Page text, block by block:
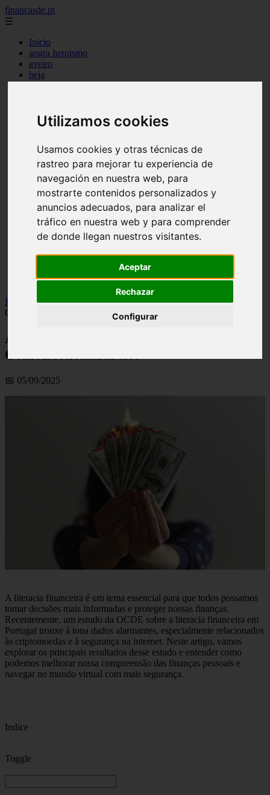
Utilizamos cookies
Usamos cookies y otras técnicas de
rastreo para mejorar tu experiencia de
navegación en nuestra web, para
mostrarte contenidos personalizados y
anuncios adecuados, para analizar el
tráfico en nuestra web y para comprender
de donde llegan nuestros visitantes.
Aceptar
Rechazar
Configurar
financasde.pt
☰
Inicio
angra heroismo
aveiro
beja
coimbra
evora
guarda
horta
lisboa
madeira
ponta delgada
portalegre
porto
santarem
viana castelo
viseu
Inicio
financaspt >A Literacia Financeira Em Portugal |
ComoEconomizar.net
A Literacia Financeira Em Portugal |
ComoEconomizar.net
📅 05/09/2025
A literacia financeira é um tema essencial para que todos possamos
tomar decisões mais informadas e proteger nossas finanças.
Recentemente, um estudo da OCDE sobre a literacia financeira em
Portugal trouxe à tona dados alarmantes, especialmente relacionados
às criptomoedas e à segurança na internet. Neste artigo, vamos
explorar os principais resultados desse estudo e entender como
podemos melhorar nossa compreensão das finanças pessoais e
navegar no mundo virtual com mais segurança.
Indice
Toggle